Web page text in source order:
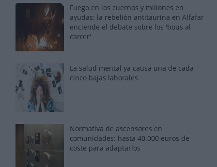
Fuego en los cuernos y millones en
ayudas: la rebelión antitaurina en Alfafar
enciende el debate sobre los 'bous al
carrer'
La salud mental ya causa una de cada
cinco bajas laborales
Normativa de ascensores en
comunidades: hasta 40.000 euros de
coste para adaptarlos